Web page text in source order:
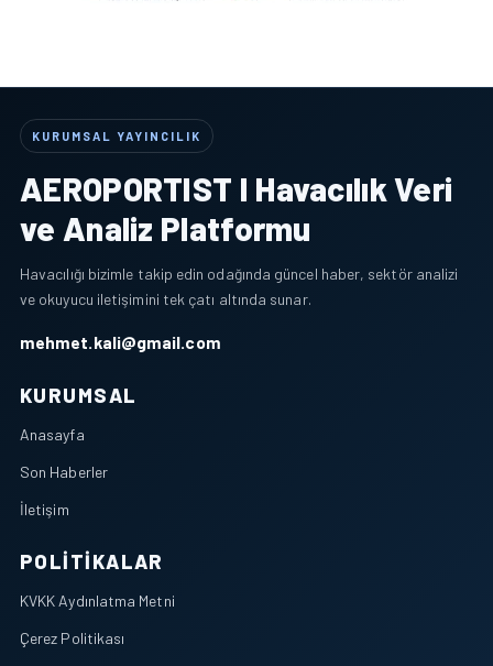
KURUMSAL YAYINCILIK
AEROPORTIST I Havacılık Veri
ve Analiz Platformu
Havacılığı bizimle takip edin odağında güncel haber, sektör analizi
ve okuyucu iletişimini tek çatı altında sunar.
mehmet.kali@gmail.com
KURUMSAL
Anasayfa
Son Haberler
İletişim
POLITIKALAR
KVKK Aydınlatma Metni
Çerez Politikası